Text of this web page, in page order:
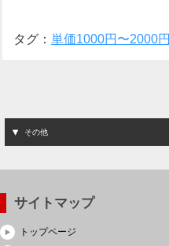
タグ： 単価1000円〜2000円
その他
サイトマップ
トップページ